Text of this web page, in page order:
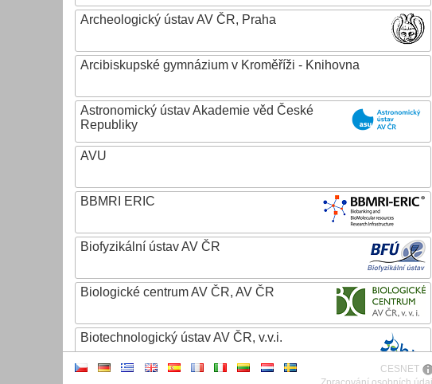
Archeologický ústav AV ČR, Praha
Arcibiskupské gymnázium v Kroměříži - Knihovna
Astronomický ústav Akademie věd České
Republiky
AVU
BBMRI ERIC
Biofyzikální ústav AV ČR
Biologické centrum AV ČR, AV ČR
Biotechnologický ústav AV ČR, v.v.i.
CESNET